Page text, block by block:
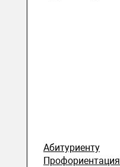
Абитуриенту
Профориентация